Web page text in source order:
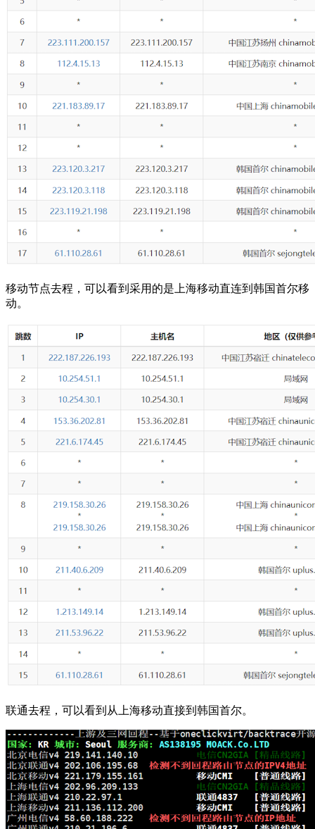
移动节点去程，可以看到采用的是上海移动直连到韩国首尔移
动。
联通去程，可以看到从上海移动直接到韩国首尔。